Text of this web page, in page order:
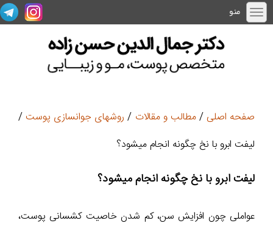
منو
صفحه اصلی /مطالب و مقالات / روشهای جوانسازی پوست/
لیفت ابرو با نخ چگونه انجام میشود؟
لیفت ابرو با نخ چگونه انجام میشود؟
عواملی چون افزایش سن، کم شدن خاصیت کشسانی پوست،